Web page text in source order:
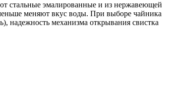
стальные эмалированные и из нержавеющей
меняют вкус воды. При выборе чайника
надежность механизма открывания свистка